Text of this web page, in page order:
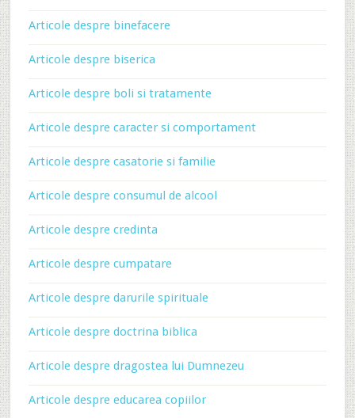
Articole despre binefacere
Articole despre biserica
Articole despre boli si tratamente
Articole despre caracter si comportament
Articole despre casatorie si familie
Articole despre consumul de alcool
Articole despre credinta
Articole despre cumpatare
Articole despre darurile spirituale
Articole despre doctrina biblica
Articole despre dragostea lui Dumnezeu
Articole despre educarea copiilor